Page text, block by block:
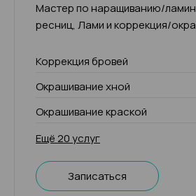
Мастер по наращиванию/
ресниц, Лами и коррекция/
Коррекция бровей
Окрашивание хной
Окрашивание краской
Ещё 20 услуг
Записаться